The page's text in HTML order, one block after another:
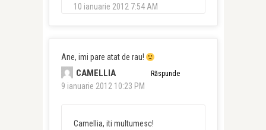
10 ianuarie 2012 7:54 AM
Ane, imi pare atat de rau!
CAMELLIA
9 ianuarie 2012 10:23 PM
Răspunde
Camellia, iti multumesc!